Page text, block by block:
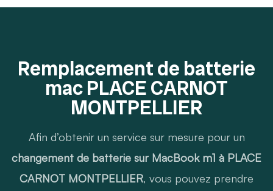
Remplacement de batterie
mac PLACE CARNOT
MONTPELLIER
Afin d’obtenir un service sur mesure pour un
changement de batterie sur MacBook m1 à PLACE
CARNOT MONTPELLIER, vous pouvez prendre